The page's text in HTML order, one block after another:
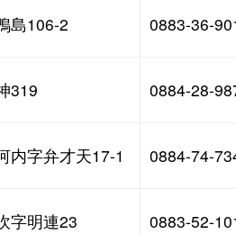
島106-2 0883-36-
319 0884-28-
内字弁才天17-1 0884-74-
字明連23 0883-52-